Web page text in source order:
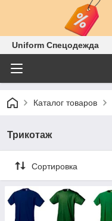
Uniform Спецодежда
Каталог товаров
Трикотаж
Сортировка